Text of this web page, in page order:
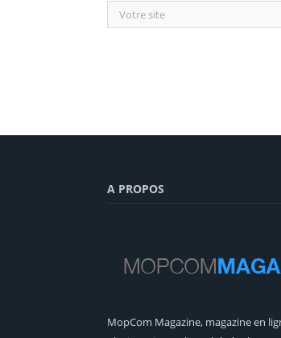
A PROPOS
MopCom Magazine, magazine en